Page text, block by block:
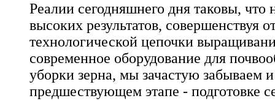
Реалии сегодняшнего дня таковы, что
высоких результатов, совершенствуя
технологической цепочки
современное оборудование для
уборки зерна, мы зачастую забываем
предшествующем этапе - подготовке